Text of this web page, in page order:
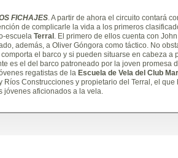
FICHAJES. A partir de ahora el circuito contará
de complicarle la vida a los primeros
escuela Terral . El primero de ellos cuenta con
además, a Oliver Góngora como táctico. No
el barco y si pueden situarse en cabeza
es el del barco patroneado por la joven promesa
regatistas de la Escuela de Vela del Club
Ríos Construcciones y propietario del Terral, el
jóvenes aficionados a la vela.